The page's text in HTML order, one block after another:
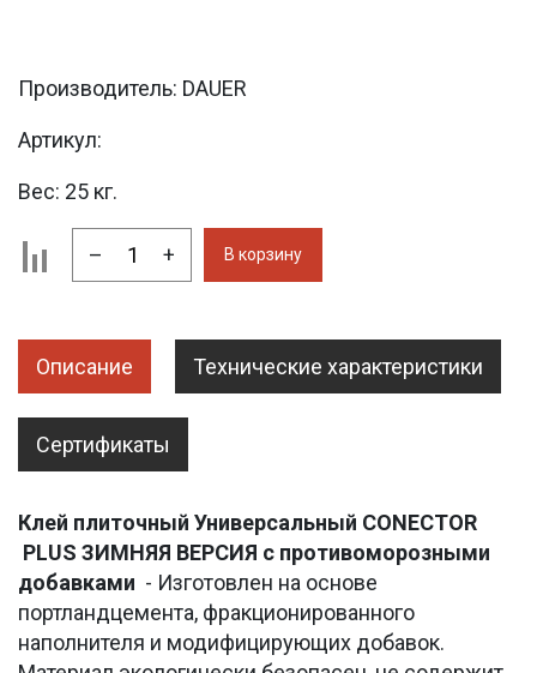
Производитель: DAUER
Артикул:
Вес: 25 кг.
– + В корзину
Описание Технические характеристики
Сертификаты
Клей плиточный Универсальный CONECTOR
PLUS ЗИМНЯЯ ВЕРСИЯ с противоморозными
добавками - Изготовлен на основе
портландцемента, фракционированного
наполнителя и модифицирующих добавок.